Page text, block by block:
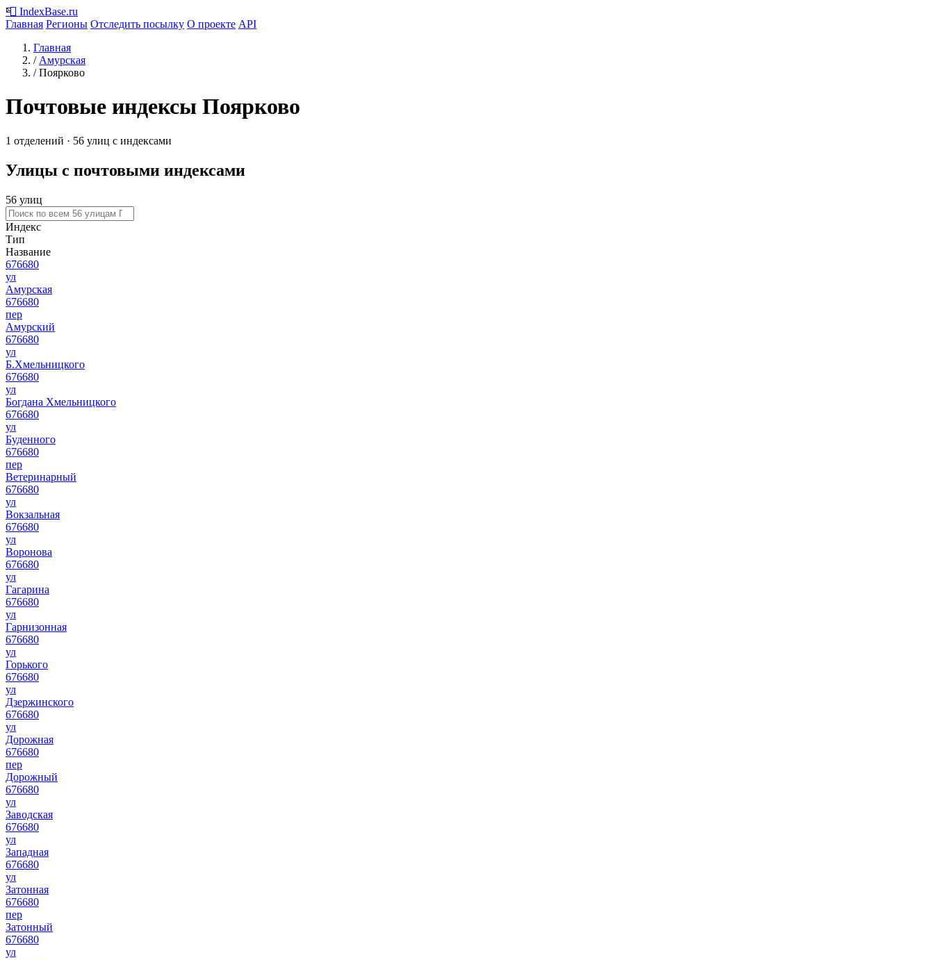
📮 IndexBase.ru
Главная Регионы Отследить посылку О проекте API
Главная
/ Амурская
/ Поярково
Почтовые индексы Поярково
1 отделений · 56 улиц с индексами
Улицы с почтовыми индексами
56 улиц
Индекс
Тип
Название
676680
ул
Амурская
676680
пер
Амурский
676680
ул
Б.Хмельницкого
676680
ул
Богдана Хмельницкого
676680
ул
Буденного
676680
пер
Ветеринарный
676680
ул
Вокзальная
676680
ул
Воронова
676680
ул
Гагарина
676680
ул
Гарнизонная
676680
ул
Горького
676680
ул
Дзержинского
676680
ул
Дорожная
676680
пер
Дорожный
676680
ул
Заводская
676680
ул
Западная
676680
ул
Затонная
676680
пер
Затонный
676680
ул